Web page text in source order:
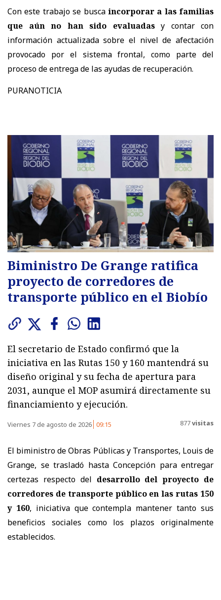
Con este trabajo se busca incorporar a las familias
que aún no han sido evaluadasy contar con
información actualizada sobre el nivel de afectación
provocado por el sistema frontal, como parte del
proceso de entrega de las ayudas de recuperación.
PURANOTICIA
Biministro De Grange ratifica
proyecto de corredores de
transporte público en el Biobío
El secretario de Estado confirmó que la
iniciativa en las Rutas 150 y 160 mantendrá su
diseño original y su fecha de apertura para
2031, aunque el MOP asumirá directamente su
financiamiento y ejecución.
Viernes 7 de agosto de 2026 09:15 877visitas
El biministro de Obras Públicas y Transportes, Louis de
Grange, se trasladó hasta Concepción para entregar
certezas respecto del desarrollo del proyecto de
corredores de transporte público en las rutas 150
y 160, iniciativa que contempla mantener tanto sus
beneficios sociales como los plazos originalmente
establecidos.